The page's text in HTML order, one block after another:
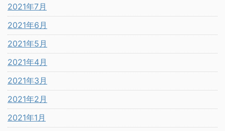
2021年7月
2021年6月
2021年5月
2021年4月
2021年3月
2021年2月
2021年1月